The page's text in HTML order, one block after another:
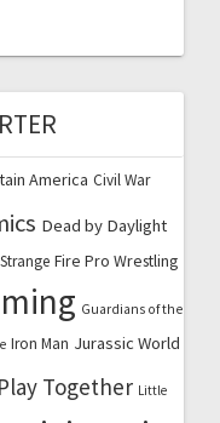
America Civil War
Dead by Daylight
Fire Pro Wrestling
Guardians of the
Iron Man Jurassic World
Together Little